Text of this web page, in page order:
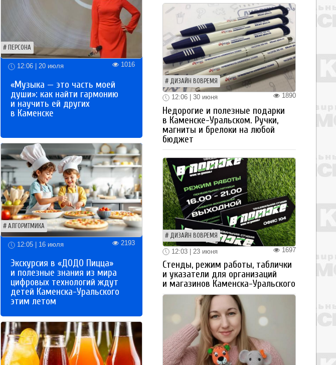
ПЕРСОНА
12:06 | 20 июля 1016
«Музыка — это часть моей
души»: как найти гармонию
и научить ей других
в Каменске
АЛГОРИТМИКА
12:05 | 16 июля 2193
Экскурсия в «ДОДО Пицца»
и полезные знания из мира
цифровых технологий ждут
детей Каменска-Уральского
этим летом
ДИЗАЙН ВОВРЕМЯ
1890
12:06 | 30 июня
Недорогие и полезные подарки
в Каменске-Уральском. Ручки,
магниты и брелоки на любой
бюджет
ДИЗАЙН ВОВРЕМЯ
1697
12:03 | 23 июня
Стенды, режим работы, таблички
и указатели для организаций
и магазинов Каменска-Уральского